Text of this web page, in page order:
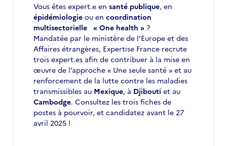
Vous êtes expert.e en santé publique, en
épidémiologie ou en coordination
multisectorielle « One health » ?
Mandatée par le ministère de l’Europe et des
Affaires étrangères, Expertise France recrute
trois expert.es afin de contribuer à la mise en
œuvre de l’approche « Une seule santé » et au
renforcement de la lutte contre les maladies
transmissibles au Mexique, à Djibouti et au
Cambodge. Consultez les trois fiches de
postes à pourvoir, et candidatez avant le 27
avril 2025 !